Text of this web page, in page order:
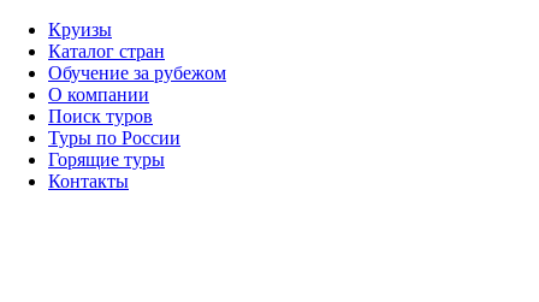
Круизы
Каталог стран
Обучение за рубежом
О компании
Поиск туров
Туры по России
Горящие туры
Контакты